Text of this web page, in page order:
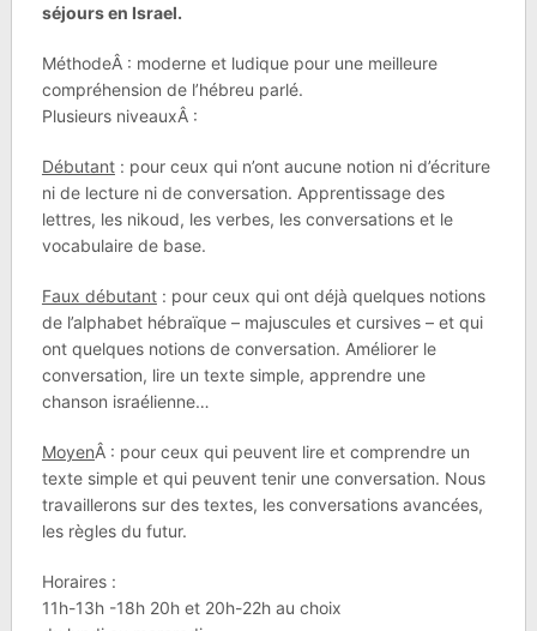
séjours en Israel.
MéthodeÂ : moderne et ludique pour une meilleure
compréhension de l’hébreu parlé.
Plusieurs niveauxÂ :
Débutant: pour ceux qui n’ont aucune notion ni d’écriture
ni de lecture ni de conversation. Apprentissage des
lettres, les nikoud, les verbes, les conversations et le
vocabulaire de base.
Faux débutant: pour ceux qui ont déjà quelques notions
de l’alphabet hébraïque – majuscules et cursives – et qui
ont quelques notions de conversation. Améliorer le
conversation, lire un texte simple, apprendre une
chanson israélienne…
MoyenÂ : pour ceux qui peuvent lire et comprendre un
texte simple et qui peuvent tenir une conversation. Nous
travaillerons sur des textes, les conversations avancées,
les règles du futur.
Horaires :
11h-13h -18h 20h et 20h-22h au choix